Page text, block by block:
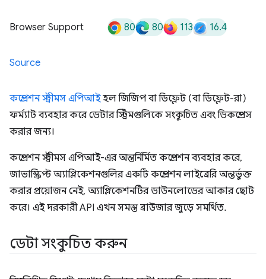
Browser Support 80 80 113 16.4
Source
কম্প্রেশন স্ট্রীমস এপিআইহল জিজিপ বা ডিফ্লেট (বা ডিফ্লেট-রা)
ফর্ম্যাট ব্যবহার করে ডেটার স্ট্রিমগুলিকে সংকুচিত এবং ডিকম্প্রেস
করার জন্য।
কম্প্রেশন স্ট্রীমস এপিআই-এর অন্তর্নির্মিত কম্প্রেশন ব্যবহার করে,
জাভাস্ক্রিপ্ট অ্যাপ্লিকেশনগুলির একটি কম্প্রেশন লাইব্রেরি অন্তর্ভুক্ত
করার প্রয়োজন নেই, অ্যাপ্লিকেশনটির ডাউনলোডের আকার ছোট
করে। এই দরকারী API এখন সমস্ত ব্রাউজার জুড়ে সমর্থিত.
ডেটা সংকুচিত করুন